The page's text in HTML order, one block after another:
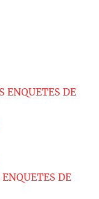
ENQUETES DE
DE